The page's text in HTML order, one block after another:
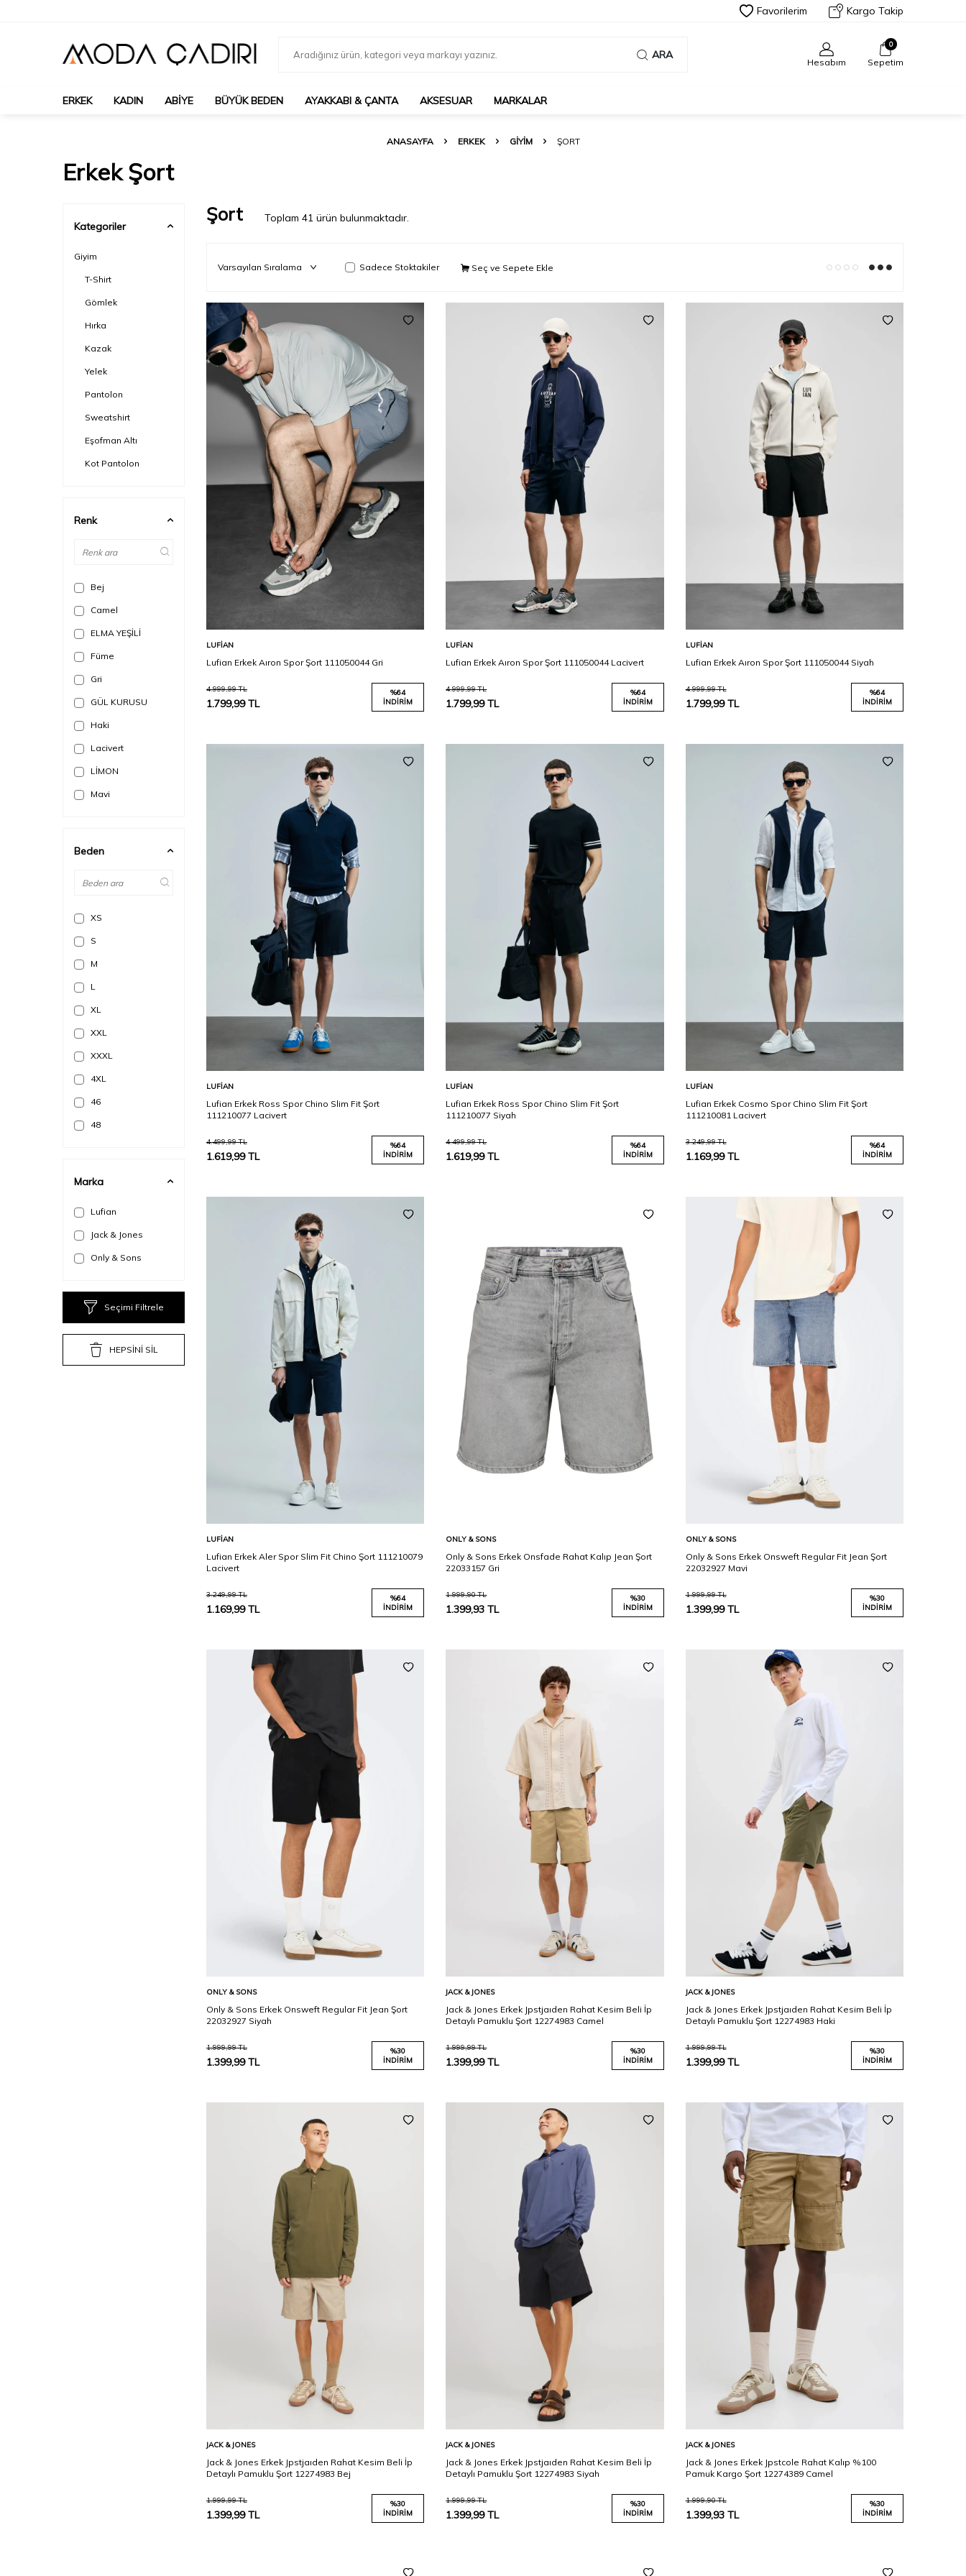
Favorilerim Kargo Takip
ARA
Hesabım
0
Sepetim
ERKEK KADIN ABIYE BÜYÜK BEDEN AYAKKABI & ÇANTA AKSESUAR MARKALAR
ANASAYFA ERKEK GIYIM ŞORT
Erkek Şort
Kategoriler
Giyim
T-Shirt
Gömlek
Hırka
Kazak
Yelek
Pantolon
Sweatshirt
Eşofman Altı
Kot Pantolon
Renk
Bej
Camel
ELMA YEŞİLİ
Füme
Gri
GÜL KURUSU
Haki
Lacivert
LİMON
Mavi
Pembe
Beden
XS
S
M
L
XL
XXL
XXXL
4XL
46
48
Marka
Lufian
Jack & Jones
Only & Sons
Seçimi Filtrele
HEPSİNİ SİL
Şort Toplam 41 ürün bulunmaktadır.
Sadece Stoktakiler Seç ve Sepete Ekle
LUFIAN
Lufian Erkek Aıron Spor Şort 111050044 Gri
4.999,99TL
1.799,99TL
%64
İNDIRIM
LUFIAN
Lufian Erkek Aıron Spor Şort 111050044 Lacivert
4.999,99TL
1.799,99TL
%64
İNDIRIM
LUFIAN
Lufian Erkek Aıron Spor Şort 111050044 Siyah
4.999,99TL
1.799,99TL
%64
İNDIRIM
LUFIAN
Lufian Erkek Ross Spor Chino Slim Fit Şort
111210077 Lacivert
4.499,99TL
1.619,99TL
%64
İNDIRIM
LUFIAN
Lufian Erkek Ross Spor Chino Slim Fit Şort
111210077 Siyah
4.499,99TL
1.619,99TL
%64
İNDIRIM
LUFIAN
Lufian Erkek Cosmo Spor Chino Slim Fit Şort
111210081 Lacivert
3.249,99TL
1.169,99TL
%64
İNDIRIM
LUFIAN
Lufian Erkek Aler Spor Slim Fit Chino Şort 111210079
Lacivert
3.249,99TL
1.169,99TL
%64
İNDIRIM
Sepete Ekle
ONLY & SONS
Only & Sons Erkek Onsfade Rahat Kalıp Jean Şort
22033157 Gri
1.999,90TL
1.399,93 TL
%30
İNDIRIM
Sepete Ekle
ONLY & SONS
Only & Sons Erkek Onsweft Regular Fit Jean Şort
22032927 Mavi
1.999,99TL
1.399,99TL
%30
İNDIRIM
Sepete Ekle
ONLY & SONS
Only & Sons Erkek Onsweft Regular Fit Jean Şort
22032927 Siyah
1.999,99TL
1.399,99TL
%30
İNDIRIM
Sepete Ekle
JACK & JONES
Jack & Jones Erkek Jpstjaıden Rahat Kesim Beli İp
Detaylı Pamuklu Şort 12274983 Camel
1.999,99TL
1.399,99TL
%30
İNDIRIM
Sepete Ekle
JACK & JONES
Jack & Jones Erkek Jpstjaıden Rahat Kesim Beli İp
Detaylı Pamuklu Şort 12274983 Haki
1.999,99TL
1.399,99TL
%30
İNDIRIM
Sepete Ekle
JACK & JONES
Jack & Jones Erkek Jpstjaıden Rahat Kesim Beli İp
Detaylı Pamuklu Şort 12274983 Bej
1.999,99TL
1.399,99TL
%30
İNDIRIM
Sepete Ekle
JACK & JONES
Jack & Jones Erkek Jpstjaıden Rahat Kesim Beli İp
Detaylı Pamuklu Şort 12274983 Siyah
1.999,99TL
1.399,99TL
%30
İNDIRIM
Sepete Ekle
JACK & JONES
Jack & Jones Erkek Jpstcole Rahat Kalıp %100
Pamuk Kargo Şort 12274389 Camel
1.999,90TL
1.399,93TL
%30
İNDIRIM